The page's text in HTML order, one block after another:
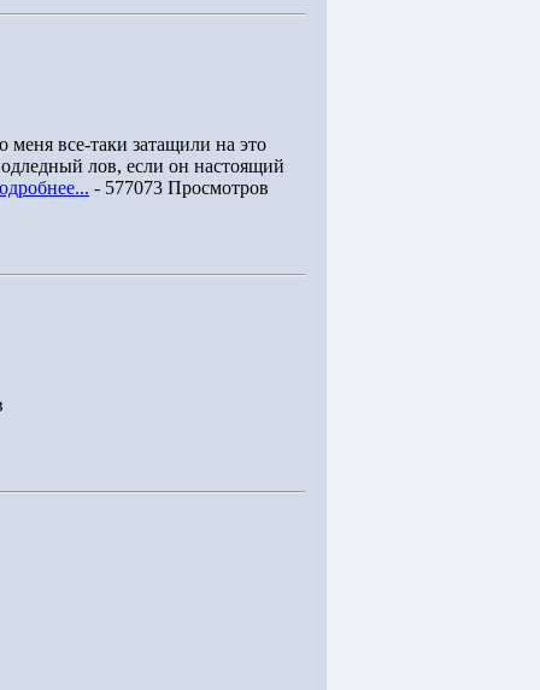
меня все-таки затащили на это
лов, если он настоящий
- 577073 Просмотров